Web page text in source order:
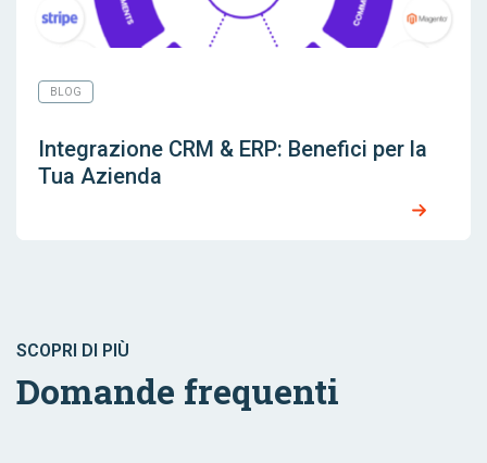
BLOG
Integrazione CRM & ERP: Benefici per la
Tua Azienda
SCOPRI DI PIÙ
Domande frequenti